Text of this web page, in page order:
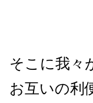
そこに我々
お互いの利